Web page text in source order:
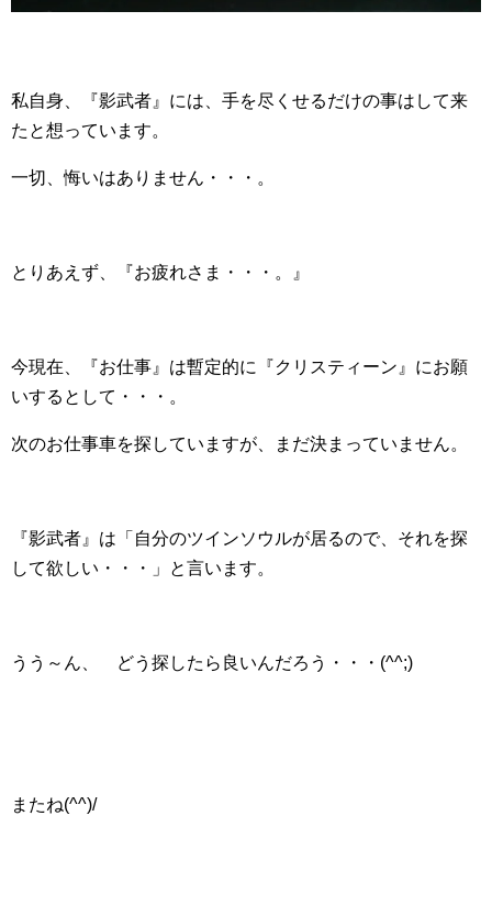
私自身、『影武者』には、手を尽くせるだけの事はして来
たと想っています。
一切、悔いはありません・・・。
とりあえず、『お疲れさま・・・。』
今現在、『お仕事』は暫定的に『クリスティーン』にお願
いするとして・・・。
次のお仕事車を探していますが、まだ決まっていません。
『影武者』は「自分のツインソウルが居るので、それを探
して欲しい・・・」と言います。
うう～ん、 どう探したら良いんだろう・・・(^^;)
またね(^^)/